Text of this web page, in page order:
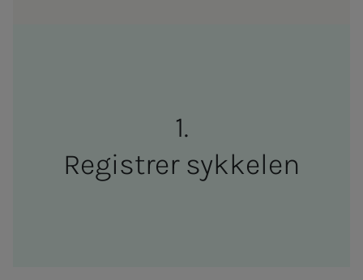
Reg­istr­er sykke­len